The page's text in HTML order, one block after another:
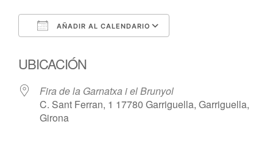
AÑADIR AL CALENDARIO
UBICACIÓN
Fira de la Garnatxa i el Brunyol
C. Sant Ferran, 1 17780 Garriguella, Garriguella,
Girona